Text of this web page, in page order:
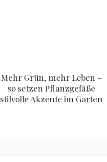
Mehr Grün, mehr Leben –
so setzen Pflanzgefäße
stilvolle Akzente im Garten